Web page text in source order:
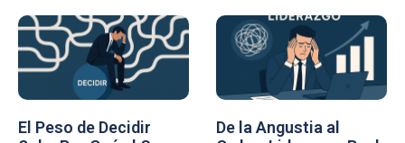
El Peso de Decidir
De la Angustia al